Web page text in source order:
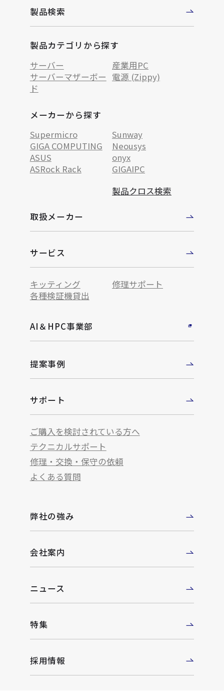
製品検索
製品カテゴリから探す
サーバー
産業用PC
サーバーマザーボー
ド
電源 (Zippy)
メーカーから探す
Supermicro
Sunway
GIGA COMPUTING
Neousys
ASUS
onyx
ASRock Rack
GIGAIPC
製品クロス検索
取扱メーカー
サービス
キッティング
修理サポート
各種検証機貸出
AI＆HPC事業部
提案事例
サポート
ご購入を検討されている方へ
テクニカルサポート
修理・交換・保守の依頼
よくある質問
弊社の強み
会社案内
ニュース
特集
採用情報